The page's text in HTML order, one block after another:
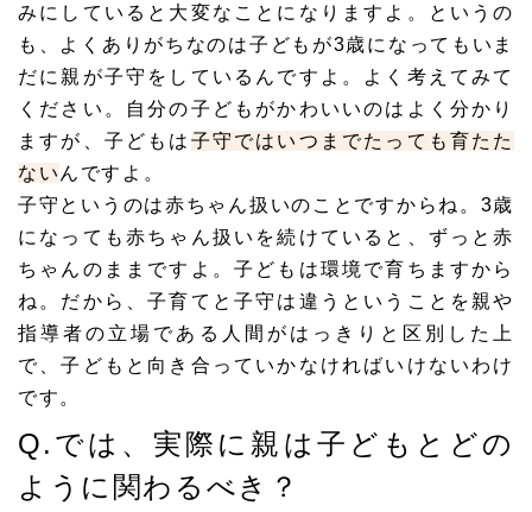
みにしていると大変なことになりますよ。というの
も、よくありがちなのは子どもが3歳になってもいま
だに親が子守をしているんですよ。よく考えてみて
ください。自分の子どもがかわいいのはよく分かり
ますが、子どもは 子守ではいつまでたっても育たた
ない んですよ。
子守というのは赤ちゃん扱いのことですからね。3歳
になっても赤ちゃん扱いを続けていると、ずっと赤
ちゃんのままですよ。子どもは環境で育ちますから
ね。だから、子育てと子守は違うということを 親や
指導者の立場である人間がはっきりと区別 した上
で、子どもと向き合っていかなければいけないわけ
です。
Q.では、実際に親は子どもとどの
ように関わるべき？